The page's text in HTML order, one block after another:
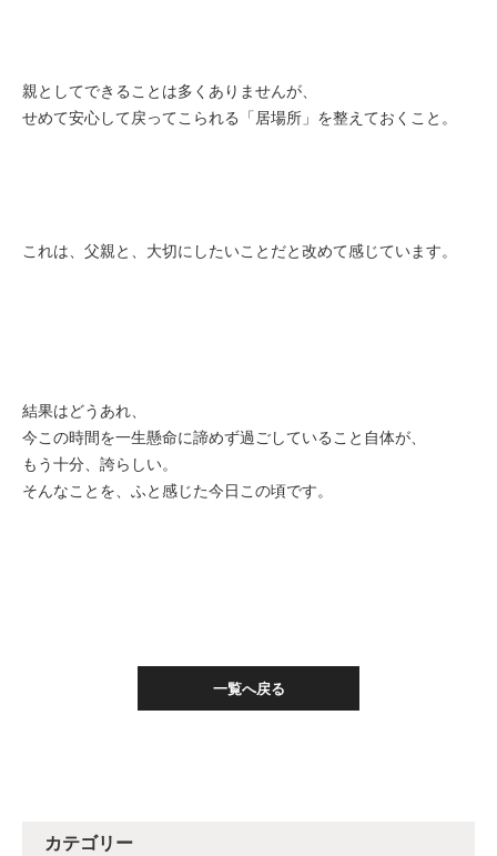
親としてできることは多くありませんが、
せめて安心して戻ってこられる「居場所」を整えておくこと。
これは、父親と、大切にしたいことだと改めて感じています。
結果はどうあれ、
今この時間を一生懸命に諦めず過ごしていること自体が、
もう十分、誇らしい。
そんなことを、ふと感じた今日この頃です。
一覧へ戻る
カテゴリー